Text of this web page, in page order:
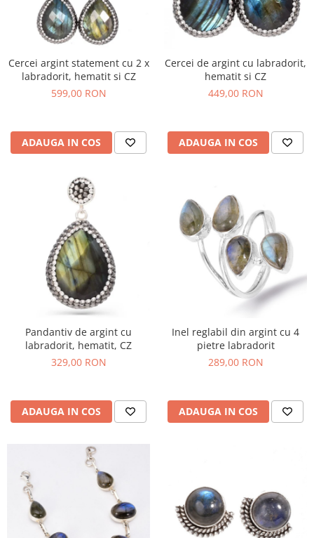
Cercei argint statement cu 2 x
labradorit, hematit si CZ
599,00 RON
ADAUGA IN COS
Cercei de argint cu labradorit,
hematit si CZ
449,00 RON
ADAUGA IN COS
Pandantiv de argint cu
labradorit, hematit, CZ
329,00 RON
ADAUGA IN COS
Inel reglabil din argint cu 4
pietre labradorit
289,00 RON
ADAUGA IN COS